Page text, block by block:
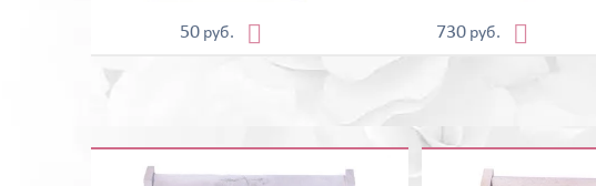
50 руб.  730 руб. 